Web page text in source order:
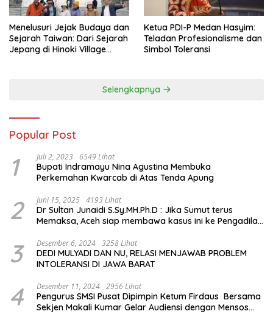
Menelusuri Jejak Budaya dan
Sejarah Taiwan: Dari Sejarah
Jepang di Hinoki Village
Ketua PDI-P Medan Hasyim:
Teladan Profesionalisme dan
Simbol Toleransi
Selengkapnya
Popular Post
1 Juli 2, 2023 6549 Lihat
Bupati Indramayu Nina Agustina Membuka
Perkemahan Kwarcab di Atas Tenda Apung
2 Juni 15, 2025 4193 Lihat
Dr Sultan Junaidi S.Sy.MH.Ph.D : Jika Sumut terus
Memaksa, Aceh siap membawa kasus ini ke Pengadilan
3 Desember 6, 2024 3258 Lihat
DEDI MULYADI DAN NU, RELASI MENJAWAB PROBLEM
INTOLERANSI DI JAWA BARAT
4 Desember 11, 2024 2956 Lihat
Pengurus SMSI Pusat Dipimpin Ketum Firdaus Bersama
Sekjen Makali Kumar Gelar Audiensi dengan Mensos